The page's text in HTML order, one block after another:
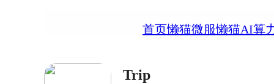
首页懒猫微服懒猫AI算
Trip